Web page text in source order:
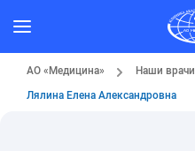
АО «Медицина»
Наши врачи
Лялина Елена Александровна